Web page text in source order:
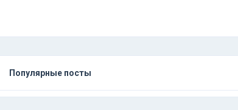
Популярные посты